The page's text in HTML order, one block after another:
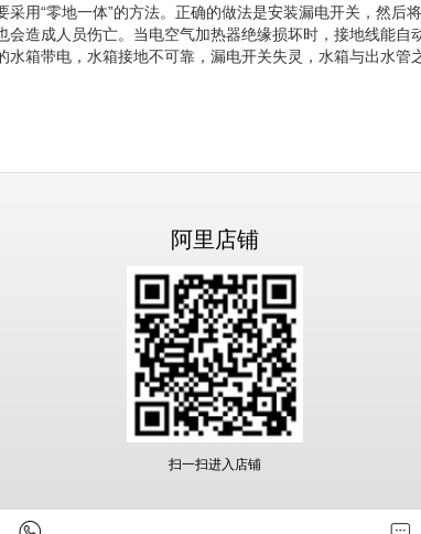
用“零地一体”的方法。正确的做法是安装漏电开关，然后
造成人员伤亡。当电空气加热器绝缘损坏时，接地线能自
箱带电，水箱接地不可靠，漏电开关失灵，水箱与出水
阿里店铺
扫一扫进入店铺